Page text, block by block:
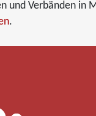
und Verbänden in
.